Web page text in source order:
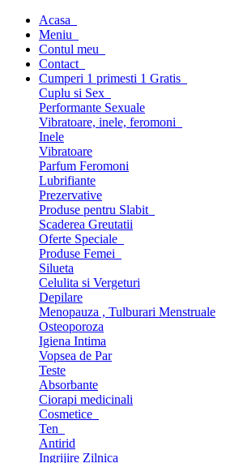
Acasa
Meniu
Contul meu
Contact
Cumperi 1 primesti 1 Gratis
Cuplu si Sex
Performante Sexuale
Vibratoare, inele, feromoni
Inele
Vibratoare
Parfum Feromoni
Lubrifiante
Prezervative
Produse pentru Slabit
Scaderea Greutatii
Oferte Speciale
Produse Femei
Silueta
Celulita si Vergeturi
Depilare
Menopauza , Tulburari Menstruale
Osteoporoza
Igiena Intima
Vopsea de Par
Teste
Absorbante
Ciorapi medicinali
Cosmetice
Ten
Antirid
Ingrijire Zilnica